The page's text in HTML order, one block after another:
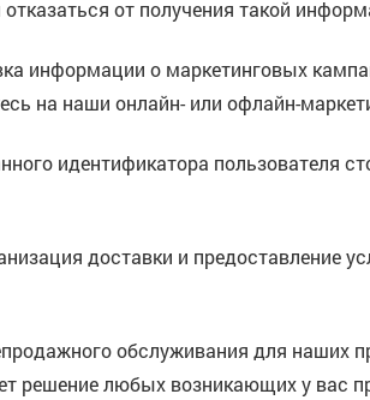
от получения такой
информации о маркетинговых
на наши онлайн- или офлайн-
идентификатора пользователя
доставки и
обслуживания для наших
решение любых возникающих у вас